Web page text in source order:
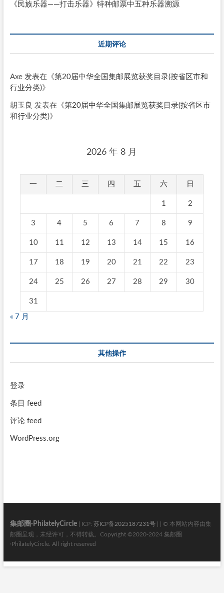
《民族乐器——打击乐器》特种邮票中五种乐器溯源
近期评论
Axe发表在《第20届中华全国集邮展览获奖目录(按省区市和
行业分类)》
胡玉良 发表在《第20届中华全国集邮展览获奖目录(按省区市
和行业分类)》
2026 年 8 月
一 二 三 四 五 六 日
1 2
3 4 5 6 7 8 9
10 11 12 13 14 15 16
17 18 19 20 21 22 23
24 25 26 27 28 29 30
31
« 7 月
其他操作
登录
条目 feed
评论 feed
WordPress.org
集邮圈·PhilatelyCircle| ICP: 苏ICP备2025187231号| | © 本网站内容由集
邮圈呈现，未经许可，不得转载。Copyright ©2020-2024 集邮圈
·PhilatelyCircle. All right reserved